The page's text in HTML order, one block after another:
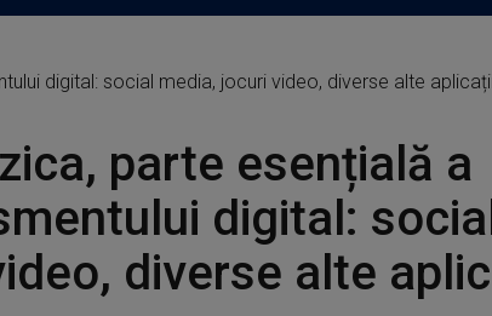
digital: social media, jocuri video, diverse alte
parte esențială a
digital:
diverse alte